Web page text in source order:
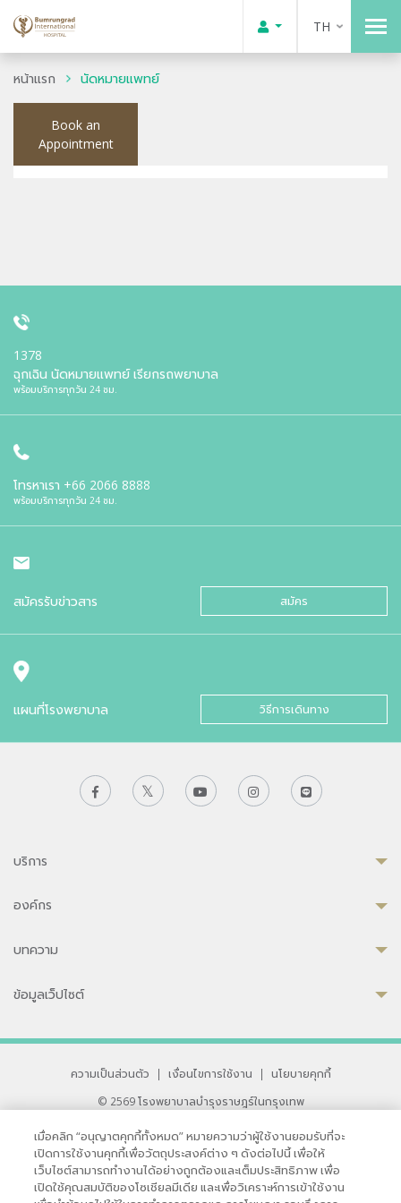
TH
หน้าแรก นัดหมายแพทย์
Book an
Appointment
1378
ฉุกเฉิน นัดหมายแพทย์ เรียกรถพยาบาล
พร้อมบริการทุกวัน 24 ชม.
โทรหาเรา +66 2066 8888
พร้อมบริการทุกวัน 24 ชม.
สมัครรับข่าวสาร สมัคร
แผนที่โรงพยาบาล วิธีการเดินทาง
บริการ
องค์กร
บทความ
ข้อมูลเว็ปไซต์
ความเป็นส่วนตัว | เงื่อนไขการใช้งาน |
นโยบายคุกกี้
© 2569 โรงพยาบาลบำรุงราษฎร์ในกรุงเทพ
33 สุขุมวิท ซอย 3 เขตวัฒนา กรุงเทพ 10110 ประเทศไทย
หากท่านมีข้อคิดเห็นหรือปัญหาในการใช้เว็บไซต์ของเรา
เมื่อคลิก “อนุญาตคุกกี้ทั้งหมด” หมายความว่าผู้ใช้งานยอมรับที่จะ
เปิดการใช้งานคุกกี้เพื่อวัตถุประสงค์ต่าง ๆ ดังต่อไปนี้ เพื่อให้
เว็บไซต์สามารถทำงานได้อย่างถูกต้องและเต็มประสิทธิภาพ เพื่อ
เปิดใช้คุณสมบัติของโซเชียลมีเดีย และเพื่อวิเคราะห์การเข้าใช้งาน